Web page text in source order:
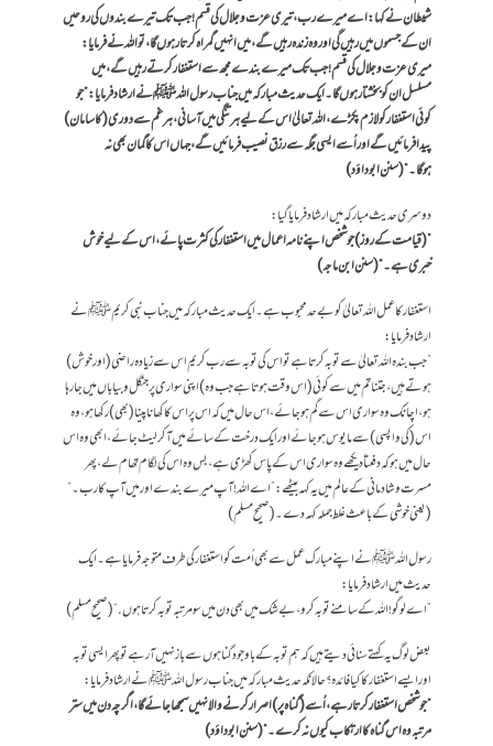
شیطان نے کہا: اے میرے رب، تیری عزت وجلال کی قسم! جب تک تیرے بندوں کی روحیں
ان کے جسموں میں رہیں گی اور وہ زندہ رہیں گے، میں انہیں گمراہ کرتا رہوں گا، تو اللہ نے فرمایا:
میری عزت وجلال کی قسم! جب تک میرے بندے مجھ سے استغفار کرتے رہیں گے،میں
مسلسل ان کو بخشتا رہوں گا۔ ایک حدیث مبارکہ میں جناب رسول اللہﷺنے ارشاد فرمایا:”جو
کوئی استغفار کو لازم پکڑے، اللہ تعالیٰ اس کے لیے ہر تنگی میں آسانی، ہر غم سے دوری (کا سامان)
پیدا فرمائیں گے اور اُسے ایسی جگہ سے رزق نصیب فرمائیں گے، جہاں اس کا گمان بھی نہ
ہوگا۔“(سنن ابو داؤد)
دوسری حدیث مبارکہ میں ارشاد فرمایا گیا:
”(قیامت کے روز) جو شخص اپنے نامہ اعمال میں استغفار کی کثرت پائے،اس کے لیے خوش
خبری ہے۔“(سنن ابن ماجہ)
استغفار کا عمل اللہ تعالیٰ کو بے حد محبوب ہے۔ ایک حدیث مبارکہ میں جناب نبی کریم ﷺنے
ارشاد فرمایا:
”جب بندہ اللہ تعالیٰ سے توبہ کرتا ہے تو اس کی توبہ سے رب کریم اس سے زیادہ راضی (اورخوش)
ہوتے ہیں، جتنا تم میں سے کوئی (اس وقت ہوتا ہے جب وہ) اپنی سواری پر جنگل و بیاباں میں جارہا
ہو،اچانک وہ سواری اس سے گم ہوجائے، اس حال میں کہ اس پر اس کا کھانا پینا (بھی) رکھا ہو، وہ
اس (کی واپسی) سے مایوس ہوجائے اور ایک درخت کے سائے میں آکر لیٹ جائے، ابھی وہ اس
حال میں ہو کہ دفعتاً دیکھے وہ سواری اس کے پاس کھڑی ہے، بس وہ اس کی لگام تھام لے، پھر
مسرت و شادمانی کے عالم میں یہ کہہ بیٹھے: ”اے اللہ! آپ میرے بندے اور میں آپ کا رب۔“
(یعنی خوشی کے باعث غلط جملہ کہہ دے۔ (صحیح مسلم)
رسول اللہ ﷺنے اپنے مبارک عمل سے بھی اُمت کو استغفار کی طرف متوجہ فرمایا ہے۔ ایک
حدیث میں ارشاد فرمایا:
”اے لوگو! اللہ کے سامنے توبہ کرو، بے شک میں بھی دن میں سو مرتبہ توبہ کرتا ہوں.“(صحیح مسلم)
بعض لوگ یہ کہتے سنائی دیتے ہیں کہ ہم توبہ کے باوجود گناہوں سے باز نہیں آرہے تو پھر ایسی توبہ
اور ایسے استغفار کا کیا فائدہ؟ حالانکہ حدیث مبارکہ میں جناب رسول اللہﷺنے ارشاد فرمایا:
”جو شخص استغفار کرتا رہے، اُسے (گناہ پر) اصرار کرنے والا نہیں سمجھا جائے گا، اگرچہ دن میں ستر
مرتبہ وہ اس گناہ کا ارتکاب کیوں نہ کرے۔“ (سنن ابو داؤد)